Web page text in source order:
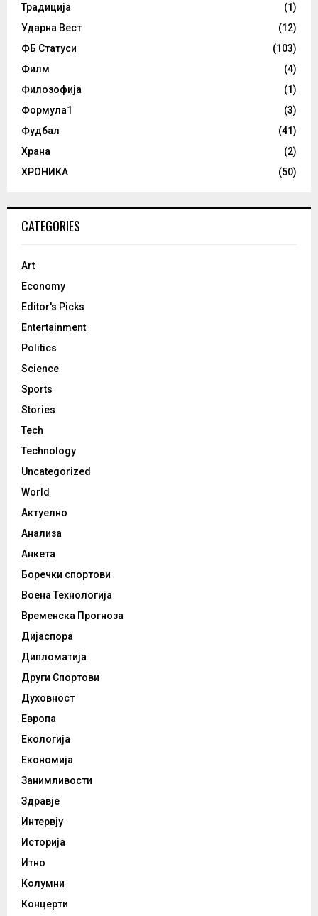
Традиција
(1)
Ударна Вест
(12)
ФБ Статуси
(103)
Филм
(4)
Филозофија
(1)
Формула1
(3)
Фудбал
(41)
Храна
(2)
ХРОНИКА
(50)
CATEGORIES
Art
Economy
Editor's Picks
Entertainment
Politics
Science
Sports
Stories
Tech
Technology
Uncategorized
World
Актуелно
Анализа
Анкета
Боречки спортови
Воена Технологија
Временска Прогноза
Дијаспора
Дипломатија
Други Спортови
Духовност
Европа
Екологија
Економија
Занимливости
Здравје
Интервју
Историја
Итно
Колумни
Концерти